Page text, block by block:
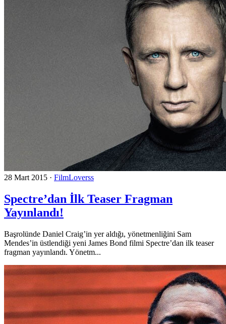
28 Mart 2015 · FilmLoverss
Spectre’dan İlk Teaser Fragman
Yayınlandı!
Başrolünde Daniel Craig’in yer aldığı, yönetmenliğini Sam
Mendes’in üstlendiği yeni James Bond filmi Spectre’dan ilk teaser
fragman yayınlandı. Yönetm...